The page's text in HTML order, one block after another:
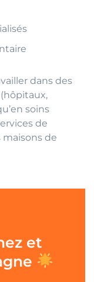
dans des
soins
de
de
et